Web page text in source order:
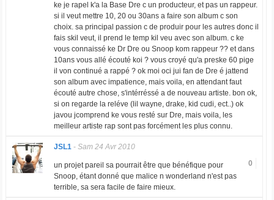
ke je rapel k'a la Base Dre c un producteur, et pas un rappeur.
si il veut mettre 10, 20 ou 30ans a faire son album c son
choix. sa principal passion c de produir pour les autres donc il
fais skil veut, il prend le temp kil veu avec son album. c ke
vous connaissé ke Dr Dre ou Snoop kom rappeur ?? et dans
10ans vous allé écouté koi ? vous croyé qu'a preske 60 pige
il von continué a rappé ? ok moi oci jui fan de Dre é jattend
son album avec impatience, mais voila, en attendant faut
écouté autre chose, s'intérréssé a de nouveau artiste. bon ok,
si on regarde la reléve (lil wayne, drake, kid cudi, ect..) ok
javou jcomprend ke vous resté sur Dre, mais voila, les
meilleur artiste rap sont pas forcément les plus connu.
JSL1- Sam 24 Avr 2010
0
un projet pareil sa pourrait être que bénéfique pour
Snoop, étant donné que malice n wonderland n'est pas
terrible, sa sera facile de faire mieux.